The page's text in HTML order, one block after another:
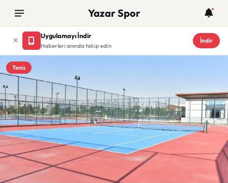
Yazar Spor
Uygulamayı İndir
Haberleri anında takip edin
İndir
Tenis